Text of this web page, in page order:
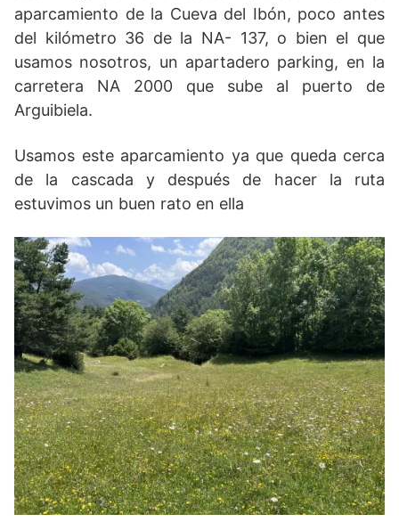
aparcamiento de la Cueva del Ibón, poco antes
del kilómetro 36 de la NA- 137, o bien el que
usamos nosotros, un apartadero parking, en la
carretera NA 2000 que sube al puerto de
Arguibiela.
Usamos este aparcamiento ya que queda cerca
de la cascada y después de hacer la ruta
estuvimos un buen rato en ella